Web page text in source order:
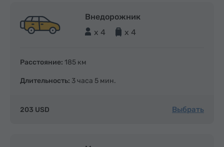
Внедорожник
x 4
x 4
Расстояние: 185 км
Длительность: 3 часа 5 мин.
203 USD Выбрать